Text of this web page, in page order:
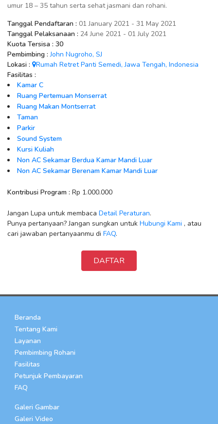
umur 18 – 35 tahun serta sehat jasmani dan rohani.
Tanggal Pendaftaran : 01 January 2021 - 31 May 2021
Tanggal Pelaksanaan : 24 June 2021 - 01 July 2021
Kuota Tersisa : 30
Pembimbing : John Nugroho, SJ
Lokasi :
Rumah Retret Panti Semedi, Jawa Tengah, Indonesia
Fasilitas :
Kamar C
Ruang Pertemuan Monserrat
Ruang Makan Montserrat
Taman
Parkir
Sound System
Kursi Kuliah
Non AC Sekamar Berdua Kamar Mandi Luar
Non AC Sekamar Berenam Kamar Mandi Luar
Kontribusi Program : Rp 1.000.000
Jangan Lupa untuk membaca Detail Peraturan.
Punya pertanyaan? Jangan sungkan untuk Hubungi Kami , atau
cari jawaban pertanyaanmu di FAQ.
DAFTAR
Beranda
Tentang Kami
Layanan
Pembimbing Rohani
Fasilitas
Petunjuk Pembayaran
FAQ
Galeri Gambar
Galeri Video